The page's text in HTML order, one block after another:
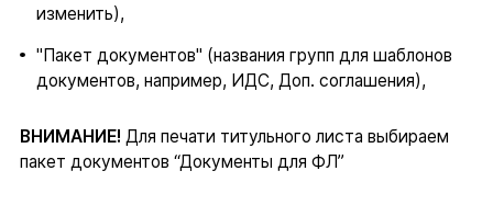
изменить),
"Пакет документов" (названия групп для шаблонов
документов, например, ИДС, Доп. соглашения),
ВНИМАНИЕ! Для печати титульного листа выбираем
пакет документов “Документы для ФЛ”